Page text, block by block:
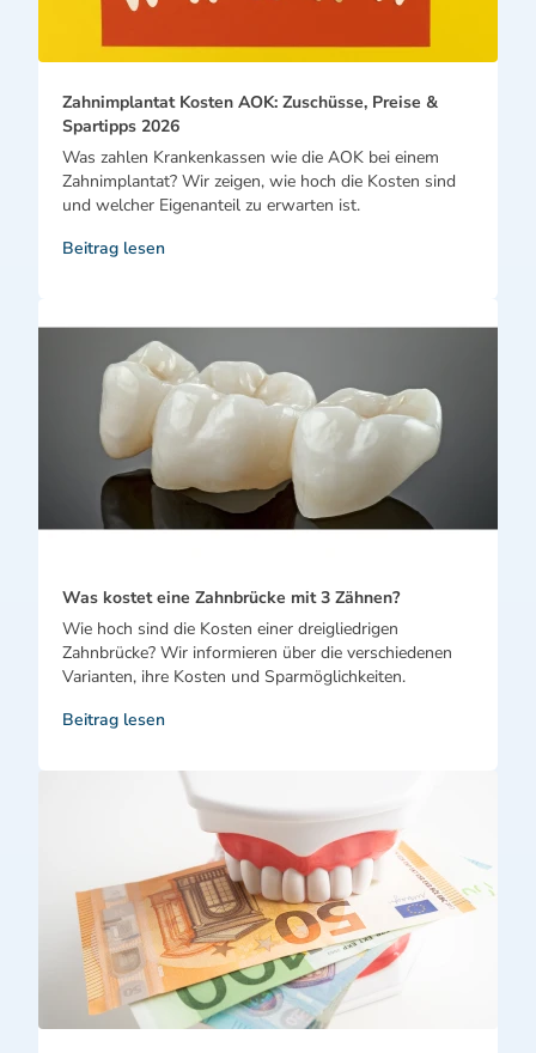
Zahnimplantat Kosten AOK: Zuschüsse, Preise &
Spartipps 2026
Was zahlen Krankenkassen wie die AOK bei einem
Zahnimplantat? Wir zeigen, wie hoch die Kosten sind
und welcher Eigenanteil zu erwarten ist.
Beitrag lesen
Was kostet eine Zahnbrücke mit 3 Zähnen?
Wie hoch sind die Kosten einer dreigliedrigen
Zahnbrücke? Wir informieren über die verschiedenen
Varianten, ihre Kosten und Sparmöglichkeiten.
Beitrag lesen